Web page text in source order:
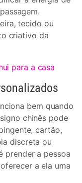
tecido ou
criativo da
para a casa
bem quando
chinês pode
cartão,
discreta ou
prender a pessoa
a ela uma